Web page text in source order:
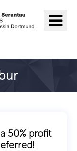
50% profit